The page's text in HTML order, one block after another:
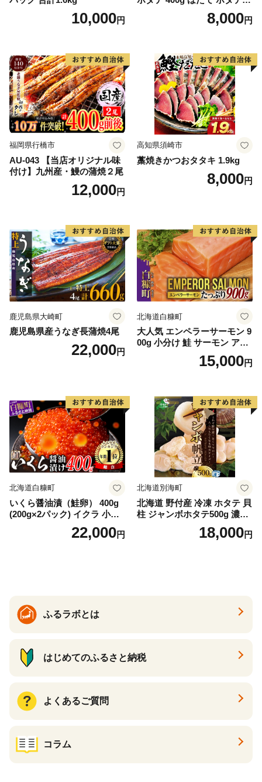
10,000円 8,000円
福岡県行橋市
AU-043 【当店オリジナル味
付け】九州産・鰻の蒲焼２尾
12,000円
高知県須崎市
藁焼きかつおタタキ 1.9kg
8,000円
鹿児島県大崎町
鹿児島県産うなぎ長蒲焼4尾
22,000円
北海道白糠町
大人気 エンペラーサーモン 9
00g 小分け 鮭 サーモン アト
ランティックサーモン 水産
庁長官賞 受賞 さけ シャケ し
満足 美味しい 贈答 生食用 刺
身 お刺身 刺し身 魚介類 海鮮
冷凍 厚切り 薄切り ふるさと
納税 ふるさとチョイス チョ
イス 北海道 白糠町
15,000円
北海道白糠町
いくら醤油漬（鮭卵） 400g
(200g×2パック) イクラ 小分
け いくら醤油漬 鮭いくら い
くら醤油漬け 鮭 鮭卵 ikura
22,000円
北海道別海町
北海道 野付産 冷凍 ホタテ 貝
柱 ジャンボホタテ500g 濃厚
な旨味と甘み （ほたて ホタ
テ 帆立 貝柱 ホタテ貝柱 大玉
18,000円
ふるラボとは
はじめてのふるさと納税
よくあるご質問
コラム